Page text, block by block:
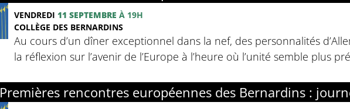
VENDREDI 11 SEPTEMBRE À 19H
COLLÈGE DES BERNARDINS
Au cours d’un dîner exceptionnel dans la nef, des personnalités
la réflexion sur l’avenir de l’Europe à l’heure où l’unité semble plus
Premières rencontres européennes des Bernardins :